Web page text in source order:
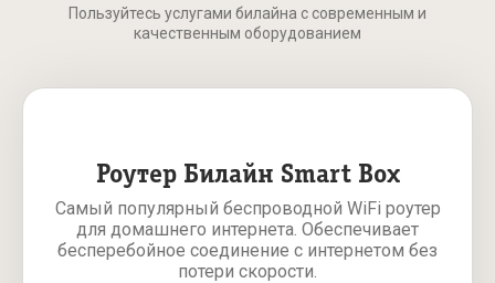
Пользуйтесь услугами билайна с современным и
качественным оборудованием
Роутер Билайн Smart Box
Самый популярный беспроводной WiFi роутер
для домашнего интернета. Обеспечивает
бесперебойное соединение с интернетом без
потери скорости.